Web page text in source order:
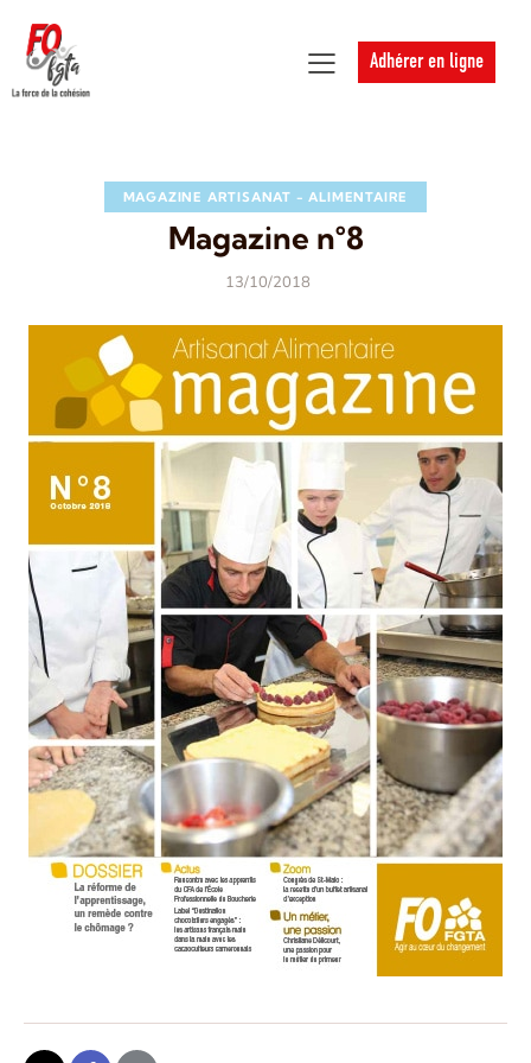
Adhérer en ligne
MAGAZINE ARTISANAT - ALIMENTAIRE
Magazine n°8
13/10/2018